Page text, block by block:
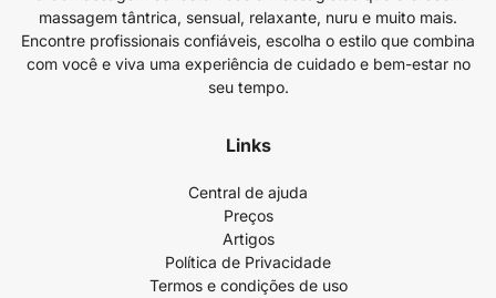
massagem tântrica, sensual, relaxante, nuru e muito mais.
Encontre profissionais confiáveis, escolha o estilo que combina
com você e viva uma experiência de cuidado e bem-estar no
seu tempo.
Links
Central de ajuda
Preços
Artigos
Política de Privacidade
Termos e condições de uso